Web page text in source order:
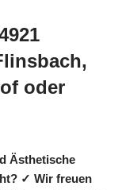
oder
Ästhetische
✓ Wir freuen